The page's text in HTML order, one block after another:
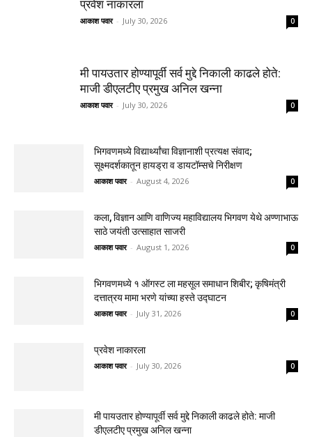
प्रवेश नाकारला
आकाश पवार - July 30, 2026 0
मी पायउतार होण्यापूर्वी सर्व मुद्दे निकाली काढले होते:
माजी डीएलटीए प्रमुख अनिल खन्ना
आकाश पवार - July 30, 2026 0
भिगवणमध्ये विद्यार्थ्यांचा विज्ञानाशी प्रत्यक्ष संवाद;
सूक्ष्मदर्शकातून हायड्रा व डायटॉम्सचे निरीक्षण
आकाश पवार - August 4, 2026 0
कला, विज्ञान आणि वाणिज्य महाविद्यालय भिगवण येथे अण्णाभाऊ
साठे जयंती उत्साहात साजरी
आकाश पवार - August 1, 2026 0
भिगवणमध्ये १ ऑगस्ट ला महसूल समाधान शिबीर; कृषिमंत्री
दत्तात्रय मामा भरणे यांच्या हस्ते उद्घाटन
आकाश पवार - July 31, 2026 0
प्रवेश नाकारला
आकाश पवार - July 30, 2026 0
मी पायउतार होण्यापूर्वी सर्व मुद्दे निकाली काढले होते: माजी
डीएलटीए प्रमुख अनिल खन्ना